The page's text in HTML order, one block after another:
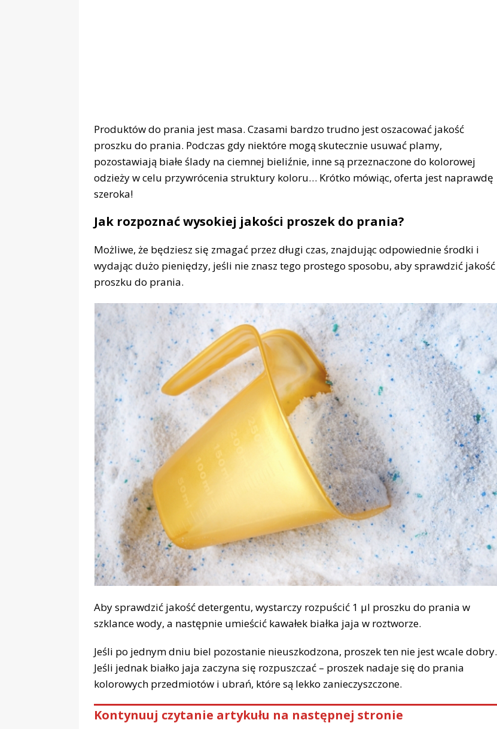
Produktów do prania jest masa. Czasami bardzo trudno jest oszacować jakość
proszku do prania. Podczas gdy niektóre mogą skutecznie usuwać plamy,
pozostawiają białe ślady na ciemnej bieliźnie, inne są przeznaczone do kolorowej
odzieży w celu przywrócenia struktury koloru… Krótko mówiąc, oferta jest naprawdę
szeroka!
Jak rozpoznać wysokiej jakości proszek do prania?
Możliwe, że będziesz się zmagać przez długi czas, znajdując odpowiednie środki i
wydając dużo pieniędzy, jeśli nie znasz tego prostego sposobu, aby sprawdzić jakość
proszku do prania.
Aby sprawdzić jakość detergentu, wystarczy rozpuścić 1 µl proszku do prania w
szklance wody, a następnie umieścić kawałek białka jaja w roztworze.
Jeśli po jednym dniu biel pozostanie nieuszkodzona, proszek ten nie jest wcale dobry.
Jeśli jednak białko jaja zaczyna się rozpuszczać – proszek nadaje się do prania
kolorowych przedmiotów i ubrań, które są lekko zanieczyszczone.
Kontynuuj czytanie artykułu na następnej stronie